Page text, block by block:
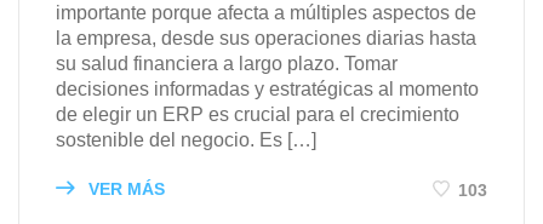
importante porque afecta a múltiples aspectos de
la empresa, desde sus operaciones diarias hasta
su salud financiera a largo plazo. Tomar
decisiones informadas y estratégicas al momento
de elegir un ERP es crucial para el crecimiento
sostenible del negocio. Es […]
VER MÁS 103